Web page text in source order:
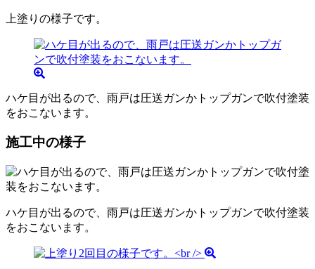
上塗りの様子です。
ハケ目が出るので、雨戸は圧送ガンかトップガンで吹付塗装
をおこないます。
施工中の様子
ハケ目が出るので、雨戸は圧送ガンかトップガンで吹付塗装
をおこないます。